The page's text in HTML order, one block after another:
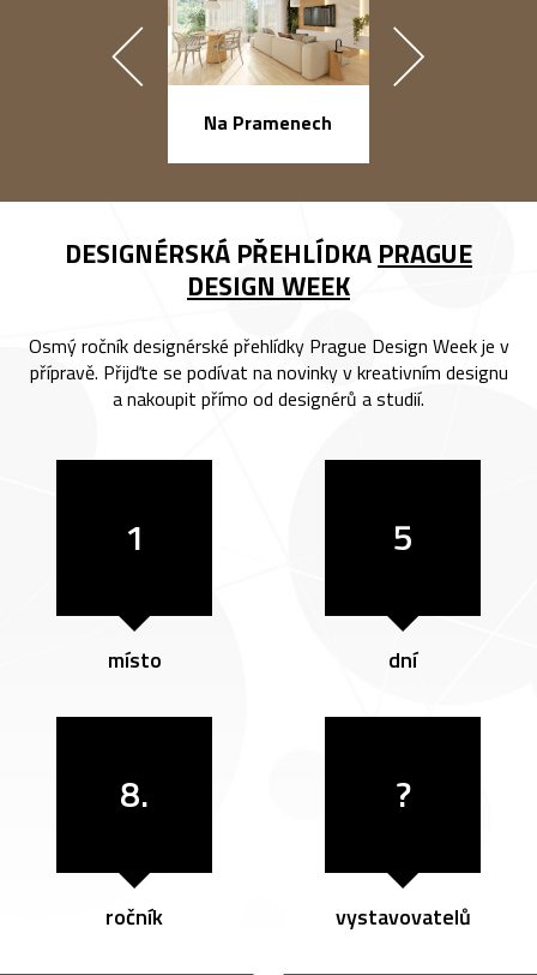
Na Pramenech
DESIGNÉRSKÁ PŘEHLÍDKA PRAGUE
DESIGN WEEK
Osmý ročník designérské přehlídky Prague Design Week je v
přípravě. Přijďte se podívat na novinky v kreativním designu
a nakoupit přímo od designérů a studií.
1
místo
5
dní
8.
ročník
?
vystavovatelů